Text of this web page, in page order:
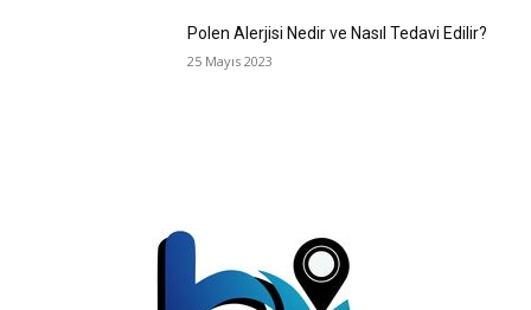
Polen Alerjisi Nedir ve Nasıl Tedavi Edilir?
25 Mayıs 2023